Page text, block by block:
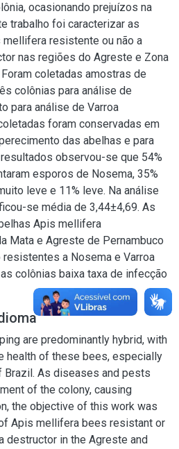
ocasionando prejuízos na
trabalho foi caracterizar as
resistente ou não a
nas regiões do Agreste e Zona
coletadas amostras de
colônias para análise de
para análise de Varroa
foram conservadas em
das abelhas e para
observou-se que 54%
esporos de Nosema, 35%
leve e 11% leve. Na análise
se média de 3,44±4,69. As
Apis mellifera
Mata e Agreste de Pernambuco
a Nosema e Varroa
colônias baixa taxa de infecção
are predominantly hybrid, with
health of these bees, especially
Brazil. As diseases and pests
of the colony, causing
the objective of this work was
Apis mellifera bees resistant or
destructor in the Agreste and